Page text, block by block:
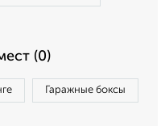
(0)
Гаражные боксы